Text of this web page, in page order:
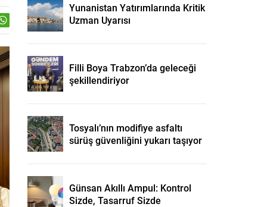
Yunanistan Yatırımlarında Kritik
Uzman Uyarısı
Filli Boya Trabzon’da geleceği
şekillendiriyor
Tosyalı’nın modifiye asfaltı
sürüş güvenliğini yukarı taşıyor
Günsan Akıllı Ampul: Kontrol
Sizde, Tasarruf Sizde